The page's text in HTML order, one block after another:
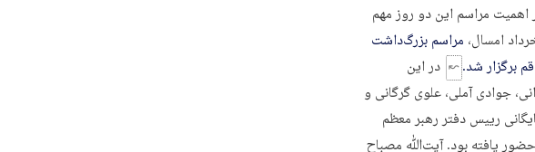
اهمیت مراسم این دو روز مهم
مراسم بزرگ‌داشت
برگزار شد.
در این
جوادی آملی، علوی گرگانی و
رییس دفتر رهبر معظم
حضور یافته بود. آیت‌ﷲ مصباح